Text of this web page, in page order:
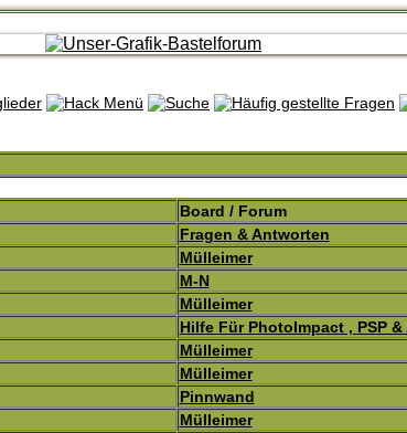
Board / Forum
Fragen & Antworten
Mülleimer
M-N
Mülleimer
Hilfe Für PhotoImpact , PSP
Mülleimer
Mülleimer
Pinnwand
Mülleimer